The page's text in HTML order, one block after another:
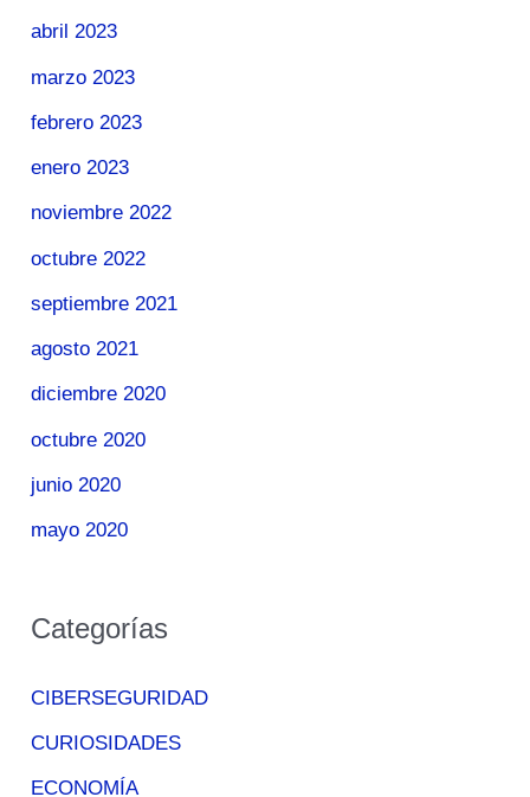
abril 2023
marzo 2023
febrero 2023
enero 2023
noviembre 2022
octubre 2022
septiembre 2021
agosto 2021
diciembre 2020
octubre 2020
junio 2020
mayo 2020
Categorías
CIBERSEGURIDAD
CURIOSIDADES
ECONOMÍA